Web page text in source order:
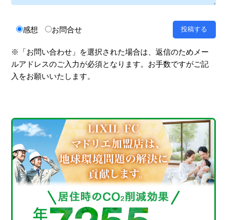
感想 お問合せ
※「お問い合わせ」を選択された場合は、返信のためメー
ルアドレスのご入力が必須となります。お手数ですがご記
入をお願いいたします。